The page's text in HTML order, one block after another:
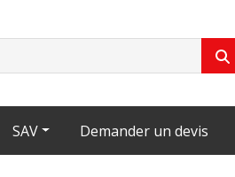
SAV Demander un devis